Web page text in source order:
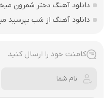
دانلود آهنگ دختر شمرون
دانلود آهنگ از شب بپرسید
کامنت خود را ارسال کنید